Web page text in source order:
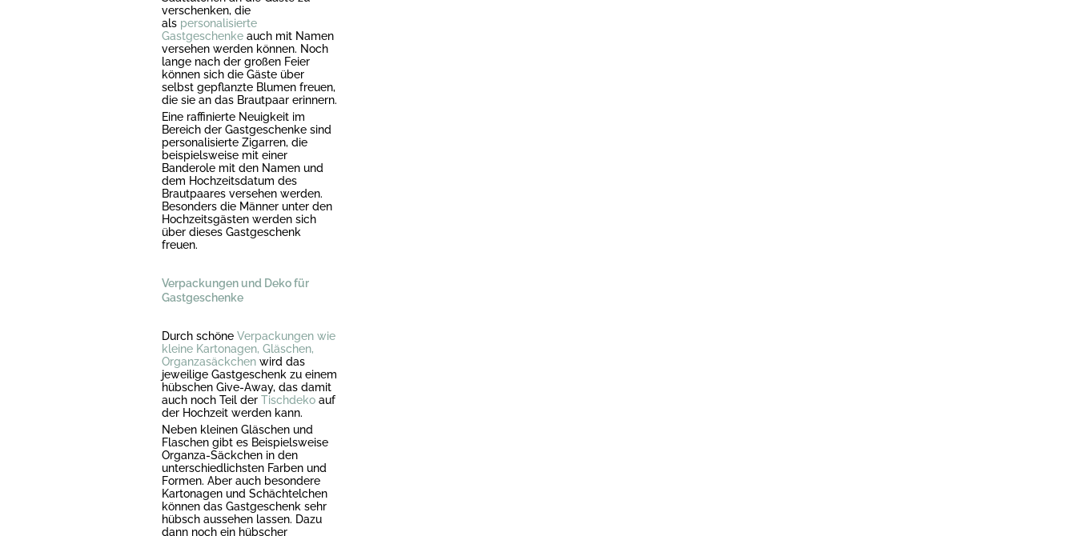
verschenken, die
als personalisierte
Gastgeschenke auch mit Namen
versehen werden können. Noch
lange nach der großen Feier
können sich die Gäste über
selbst gepflanzte Blumen freuen,
die sie an das Brautpaar erinnern.
Eine raffinierte Neuigkeit im
Bereich der Gastgeschenke sind
personalisierte Zigarren, die
beispielsweise mit einer
Banderole mit den Namen und
dem Hochzeitsdatum des
Brautpaares versehen werden.
Besonders die Männer unter den
Hochzeitsgästen werden sich
über dieses Gastgeschenk
freuen.
Verpackungen und Deko für
Gastgeschenke
Durch schöne Verpackungen wie
kleine Kartonagen, Gläschen,
Organzasäckchen wird das
jeweilige Gastgeschenk zu einem
hübschen Give-Away, das damit
auch noch Teil der Tischdeko auf
der Hochzeit werden kann.
Neben kleinen Gläschen und
Flaschen gibt es Beispielsweise
Organza-Säckchen in den
unterschiedlichsten Farben und
Formen. Aber auch besondere
Kartonagen und Schächtelchen
können das Gastgeschenk sehr
hübsch aussehen lassen. Dazu
dann noch ein hübscher